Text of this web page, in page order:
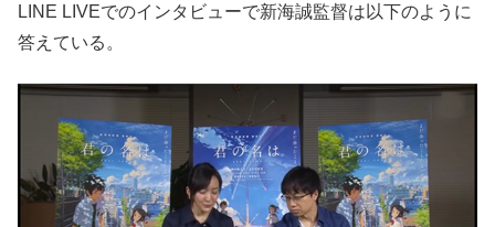
LINE LIVEでのインタビューで新海誠監督は以下のように
答えている。